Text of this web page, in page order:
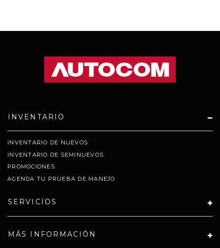
INVENTARIO
INVENTARIO DE NUEVOS
INVENTARIO DE SEMINUEVOS
PROMOCIONES
AGENDA TU PRUEBA DE MANEJO
SERVICIOS
MÁS INFORMACIÓN